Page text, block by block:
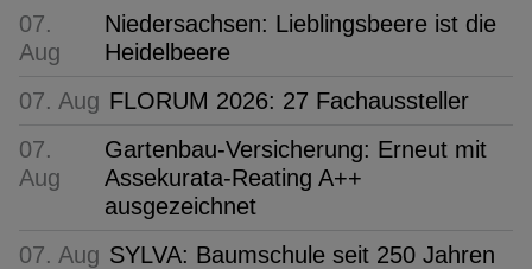
07.
Aug
Niedersachsen: Lieblingsbeere ist die
Heidelbeere
07. Aug FLORUM 2026: 27 Fachaussteller
07.
Aug
Gartenbau-Versicherung: Erneut mit
Assekurata-Reating A++
ausgezeichnet
07. Aug SYLVA: Baumschule seit 250 Jahren